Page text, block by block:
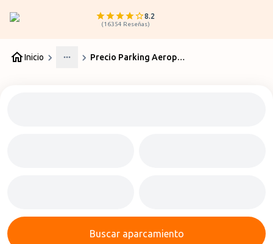
8.2
(16354 Reseñas)
Inicio
More
Precio Parking Aeropuerto Almería
Buscar aparcamiento